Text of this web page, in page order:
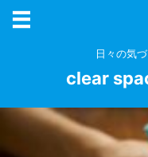
日々の気
clear